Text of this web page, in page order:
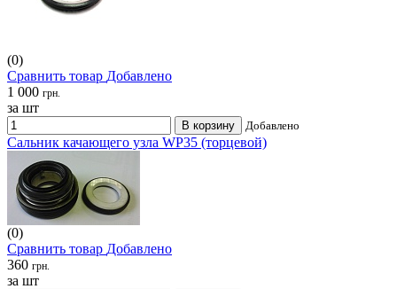
(0)
Сравнить товар Добавлено
1 000 грн.
за шт
В корзину Добавлено
Сальник качающего узла WP35 (торцевой)
(0)
Сравнить товар Добавлено
360 грн.
за шт